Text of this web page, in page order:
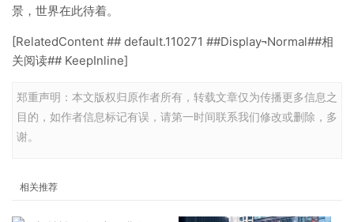
景，世界在此待着。
[RelatedContent ## default.110271 ##Display¬Normal##相
关阅读## KeepInline]
郑重声明：本文版权归原作者所有，转载文章仅为传播更多信息之
目的，如作者信息标记有误，请第一时间联系我们修改或删除，多
谢。
相关推荐